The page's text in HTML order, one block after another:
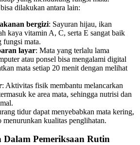
dilakukan antara lain:
bergizi: Sayuran hijau, ikan
kaya vitamin A, C, serta E sangat baik
fungsi mata.
layar: Mata yang terlalu lama
atau ponsel bisa mengalami digital
mata setiap 20 menit dengan melihat
: Aktivitas fisik membantu melancarkan
ke area mata, sehingga nutrisi dan
tidur dapat menyebabkan mata kering,
menurunkan kualitas penglihatan.
Pemeriksaan Rutin